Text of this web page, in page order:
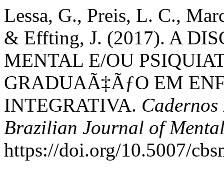
Lessa, G., Preis, L. C.,
& Effting, J. (2017). A
MENTAL E/OU
GRADUAÃ‡ÃƒO EM
INTEGRATIVA.
Brazilian Journal of
https://doi.org/10.5007/